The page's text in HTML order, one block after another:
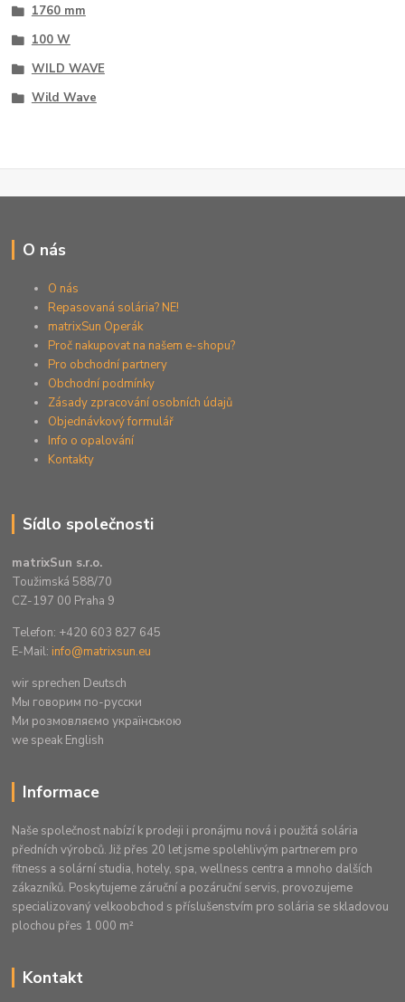
1760 mm
100 W
WILD WAVE
Wild Wave
O nás
O nás
Repasovaná solária? NE!
matrixSun Operák
Proč nakupovat na našem e-shopu?
Pro obchodní partnery
Obchodní podmínky
Zásady zpracování osobních údajů
Objednávkový formulář
Info o opalování
Kontakty
Sídlo společnosti
matrixSun s.r.o.
Toužimská 588/70
CZ-197 00 Praha 9
Telefon: +420 603 827 645
E-Mail: info@matrixsun.eu
wir sprechen Deutsch
Mы говорим по-русски
Ми розмовляємо українською
we speak English
Informace
Naše společnost nabízí k prodeji i pronájmu nová i použitá solária
předních výrobců. Již přes 20 let jsme spolehlivým partnerem pro
fitness a solární studia, hotely, spa, wellness centra a mnoho dalších
zákazníků. Poskytujeme záruční a pozáruční servis, provozujeme
specializovaný velkoobchod s příslušenstvím pro solária se skladovou
plochou přes 1 000 m²
Kontakt